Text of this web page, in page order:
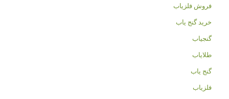
فروش فلزیاب
خرید گنج یاب
گنجیاب
طلایاب
گنج یاب
فلزیاب